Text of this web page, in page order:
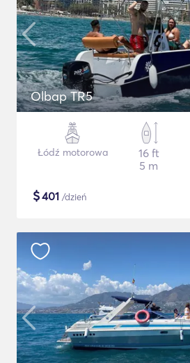
Olbap TR5
Łódź motorowa
16 ft
5 m
$401 /dzień